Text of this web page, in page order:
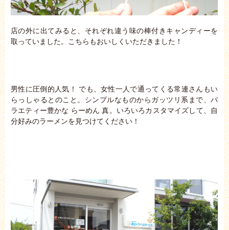
店の外に出てみると、それぞれ違う味の棒付きキャンディーを
取っていました。こちらもおいしくいただきました！
男性に圧倒的人気！ でも、女性一人で通ってくる常連さんもい
らっしゃるとのこと。シンプルなものからガッツリ系まで、バ
ラエティー豊かな らーめん 真。いろいろカスタマイズして、自
分好みのラーメンを見つけてください！